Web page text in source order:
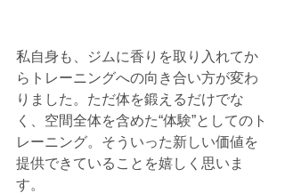
私自身も、ジムに香りを取り入れてか
らトレーニングへの向き合い方が変わ
りました。ただ体を鍛えるだけでな
く、空間全体を含めた“体験”としてのト
レーニング。そういった新しい価値を
提供できていることを嬉しく思いま
す。